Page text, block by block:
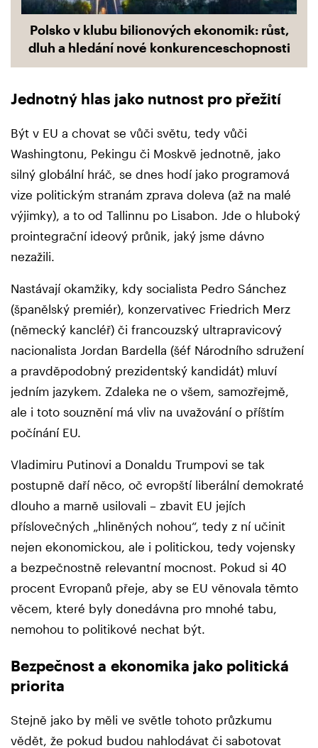
Polsko v klubu bilionových ekonomik: růst,
dluh a hledání nové konkurenceschopnosti
Jednotný hlas jako nutnost pro přežití
Být v EU a chovat se vůči světu, tedy vůči
Washingtonu, Pekingu či Moskvě jednotně, jako
silný globální hráč, se dnes hodí jako programová
vize politickým stranám zprava doleva (až na malé
výjimky), a to od Tallinnu po Lisabon. Jde o hluboký
prointegrační ideový průnik, jaký jsme dávno
nezažili.
Nastávají okamžiky, kdy socialista Pedro Sánchez
(španělský premiér), konzervativec Friedrich Merz
(německý kancléř) či francouzský ultrapravicový
nacionalista Jordan Bardella (šéf Národního sdružení
a pravděpodobný prezidentský kandidát) mluví
jedním jazykem. Zdaleka ne o všem, samozřejmě,
ale i toto souznění má vliv na uvažování o příštím
počínání EU.
Vladimiru Putinovi a Donaldu Trumpovi se tak
postupně daří něco, oč evropští liberální demokraté
dlouho a marně usilovali – zbavit EU jejích
příslovečných „hliněných nohou“, tedy z ní učinit
nejen ekonomickou, ale i politickou, tedy vojensky
a bezpečnostně relevantní mocnost. Pokud si 40
procent Evropanů přeje, aby se EU věnovala těmto
věcem, které byly donedávna pro mnohé tabu,
nemohou to politikové nechat být.
Bezpečnost a ekonomika jako politická
priorita
Stejně jako by měli ve světle tohoto průzkumu
vědět, že pokud budou nahlodávat či sabotovat